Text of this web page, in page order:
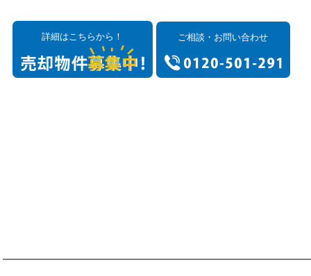
詳細はこちらから！ ご相談・お問い合わせ